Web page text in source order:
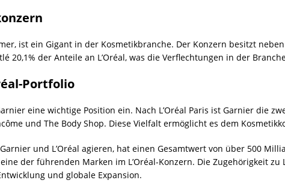
ist ein Gigant in der Kosmetikbranche. Der Konzern besitzt
20,1% der Anteile an L’Oréal, was die Verflechtungen in der
Portfolio
eine wichtige Position ein. Nach L’Oréal Paris ist Garnier die
und The Body Shop. Diese Vielfalt ermöglicht es dem
und L’Oréal agieren, hat einen Gesamtwert von über 500
der führenden Marken im L’Oréal-Konzern. Die Zugehörigkeit zu
und globale Expansion.